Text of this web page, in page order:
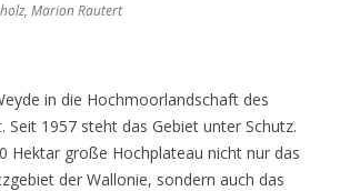
Marion Rautert
in die Hochmoorlandschaft des
Seit 1957 steht das Gebiet unter Schutz.
Hektar große Hochplateau nicht nur das
der Wallonie, sondern auch das